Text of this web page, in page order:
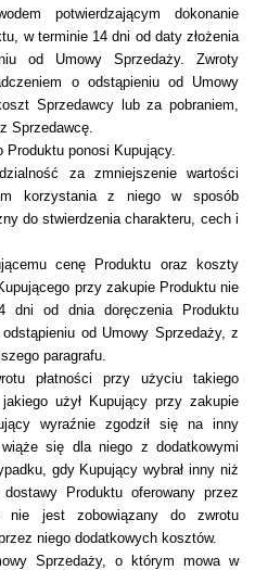
potwierdzającym dokonanie
w terminie 14 dni od daty złożenia
od Umowy Sprzedaży. Zwroty
o odstąpieniu od Umowy
Sprzedawcy lub za pobraniem,
Sprzedawcę.
Produktu ponosi Kupujący.
za zmniejszenie wartości
korzystania z niego w sposób
do stwierdzenia charakteru, cech i
cenę Produktu oraz koszty
przy zakupie Produktu nie
dni od dnia doręczenia Produktu
od Umowy Sprzedaży, z
paragrafu.
płatności przy użyciu takiego
użył Kupujący przy zakupie
wyraźnie zgodził się na inny
się dla niego z dodatkowymi
gdy Kupujący wybrał inny niż
Produktu oferowany przez
nie jest zobowiązany do zwrotu
niego dodatkowych kosztów.
Sprzedaży, o którym mowa w